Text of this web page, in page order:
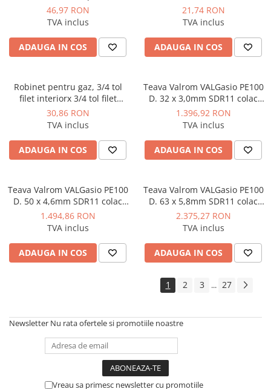
46,97 RON
TVA inclus
ADAUGA IN COS
exterior, Everpro
21,74 RON
TVA inclus
ADAUGA IN COS
Robinet pentru gaz, 3/4 tol
filet interiorx 3/4 tol filet
exterior, Everpro
30,86 RON
TVA inclus
ADAUGA IN COS
Teava Valrom VALGasio PE100
D. 32 x 3,0mm SDR11 colac
200m
1.396,92 RON
TVA inclus
ADAUGA IN COS
Teava Valrom VALGasio PE100
D. 50 x 4,6mm SDR11 colac
100m
1.494,86 RON
TVA inclus
ADAUGA IN COS
Teava Valrom VALGasio PE100
D. 63 x 5,8mm SDR11 colac
100m
2.375,27 RON
TVA inclus
ADAUGA IN COS
1 2 3 ... 27
Newsletter Nu rata ofertele si promotiile noastre
Vreau sa primesc newsletter cu promotiile